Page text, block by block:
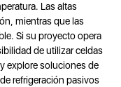
Las altas
mientras que las
Si su proyecto opera
de utilizar celdas
explore soluciones de
refrigeración pasivos